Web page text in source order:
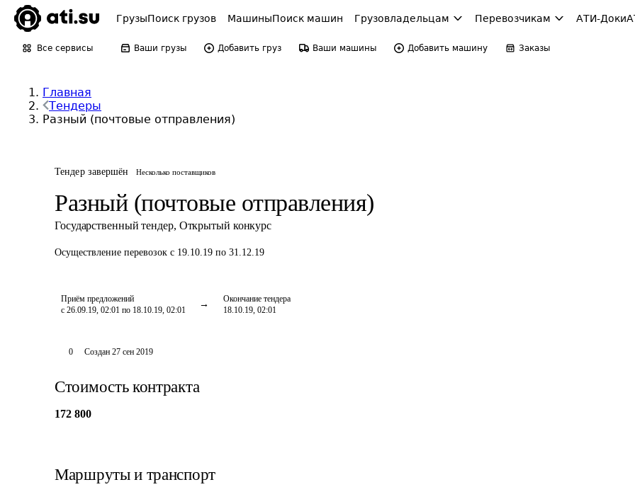
ГрузыПоиск грузов МашиныПоиск машин Грузовладельцам Перевозчикам АТИ-Доки
Все сервисы Ваши грузы Добавить груз Ваши машины Добавить машину Заказы
Главная
Тендеры
Разный (почтовые отправления)
Тендер завершён Несколько поставщиков
Разный (почтовые отправления)
Государственный тендер, Открытый конкурс
Осуществление перевозок с 19.10.19 по 31.12.19
Приём предложений
с 26.09.19, 02:01 по 18.10.19, 02:01
Окончание тендера
18.10.19, 02:01
0 Создан 27 сен 2019
Стоимость контракта
172 800
Маршруты и транспорт